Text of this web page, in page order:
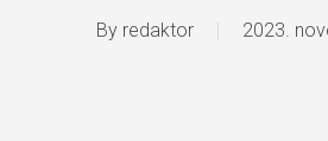
By redaktor 2023.